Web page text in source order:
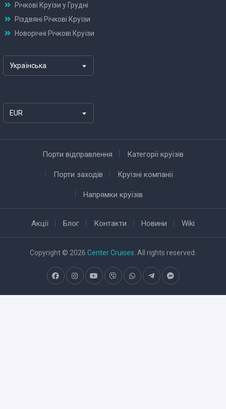
Річкові Круїзи у Грудні
Різдвяні Річкові Круїзи
Новорічні Річкові Круїзи
Українська
EUR
Порти відправлення Категорії круїзів
Порти заходів Круїзні компанії
Напрямки круїзів
Акції Блог Контакти Новини Wiki
Copyright © 2026 Center Cruises . All rights reserved.